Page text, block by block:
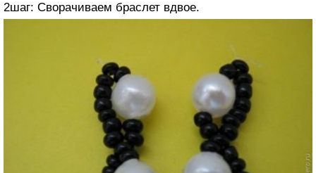
2шаг: Сворачиваем браслет вдвое.